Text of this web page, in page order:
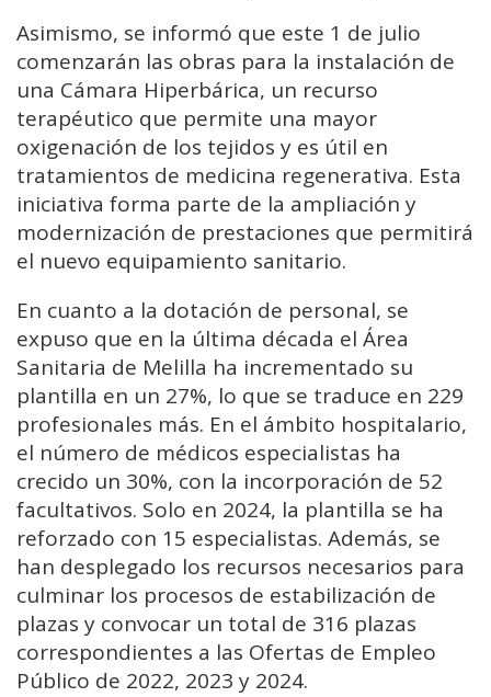
Asimismo, se informó que este 1 de julio
comenzarán las obras para la instalación de
una Cámara Hiperbárica, un recurso
terapéutico que permite una mayor
oxigenación de los tejidos y es útil en
tratamientos de medicina regenerativa. Esta
iniciativa forma parte de la ampliación y
modernización de prestaciones que permitirá
el nuevo equipamiento sanitario.
En cuanto a la dotación de personal, se
expuso que en la última década el Área
Sanitaria de Melilla ha incrementado su
plantilla en un 27%, lo que se traduce en 229
profesionales más. En el ámbito hospitalario,
el número de médicos especialistas ha
crecido un 30%, con la incorporación de 52
facultativos. Solo en 2024, la plantilla se ha
reforzado con 15 especialistas. Además, se
han desplegado los recursos necesarios para
culminar los procesos de estabilización de
plazas y convocar un total de 316 plazas
correspondientes a las Ofertas de Empleo
Público de 2022, 2023 y 2024.